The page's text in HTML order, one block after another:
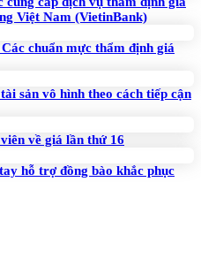
Việt Nam (VietinBank)
chuẩn mực thẩm định giá
sản vô hình theo cách tiếp cận
về giá lần thứ 16
hỗ trợ đồng bào khắc phục